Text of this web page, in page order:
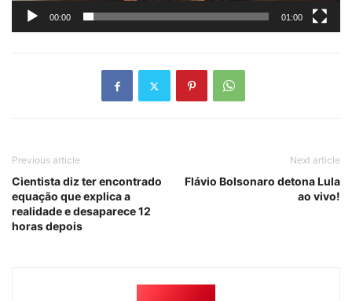
00:00 01:00
Previous article
Cientista diz ter encontrado
equação que explica a
realidade e desaparece 12
horas depois
Next article
Flávio Bolsonaro detona Lula
ao vivo!